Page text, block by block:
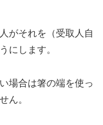
がそれを（受取人自
にします。
場合は箸の端を使っ
ん。